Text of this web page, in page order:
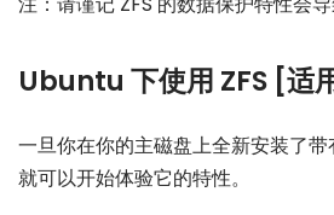
Ubuntu 下使用 ZFS [适
一旦你在你的主磁盘上全新安装了
就可以开始体验它的特性。